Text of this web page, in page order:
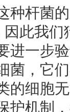
杆菌的
此我
进一步
菌，它
的细胞
护机制